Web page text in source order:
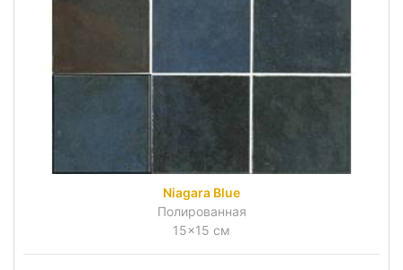
Niagara Blue
Полированная
15x15 см